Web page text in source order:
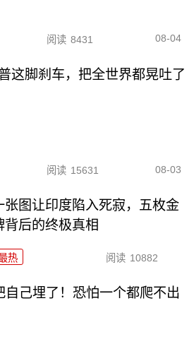
阅读 8431 08-04
这脚刹车，把全世界都晃吐了
阅读 15631 08-03
张图让印度陷入死寂，五枚金
背后的终极真相
热 阅读 10882
自己埋了！恐怕一个都爬不出